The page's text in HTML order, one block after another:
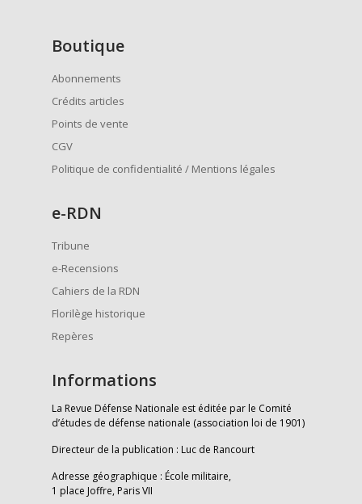
Boutique
Abonnements
Crédits articles
Points de vente
CGV
Politique de confidentialité / Mentions légales
e-RDN
Tribune
e-Recensions
Cahiers de la RDN
Florilège historique
Repères
Informations
La Revue Défense Nationale est éditée par le Comité
d’études de défense nationale (association loi de 1901)
Directeur de la publication : Luc de Rancourt
Adresse géographique : École militaire,
1 place Joffre, Paris VII